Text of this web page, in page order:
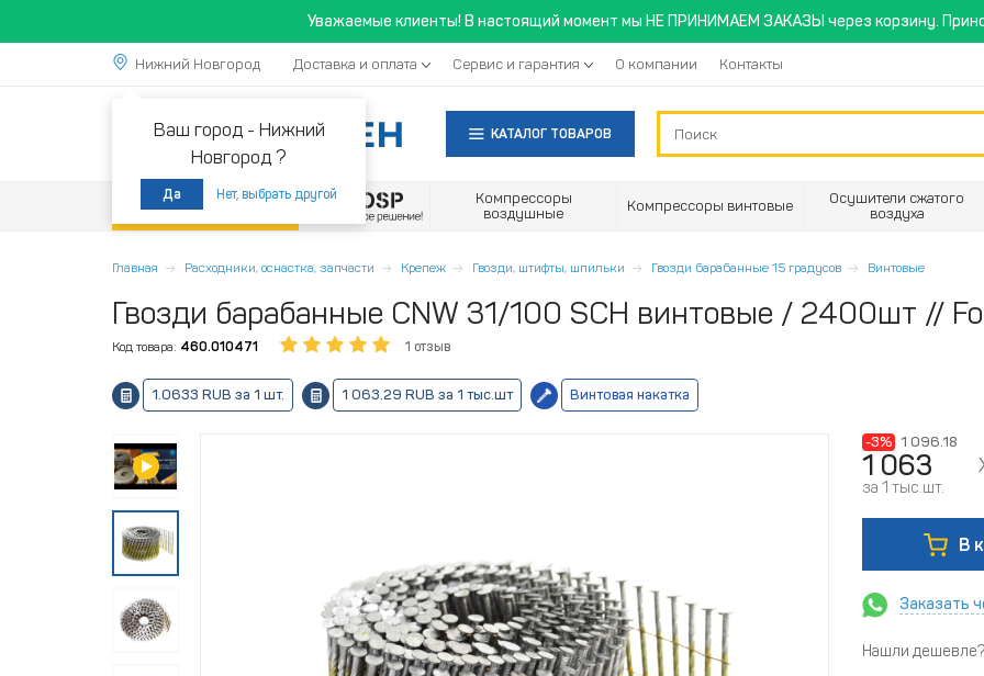
Уважаемые клиенты! В настоящий момент мы НЕ ПРИНИМАЕМ ЗАКАЗЫ через корзину.
Нижний Новгород
Ваш город - Нижний
Новгород ?
Да Нет, выбрать другой
Доставка и оплата Сервис и гарантия О компании Контакты
КАТАЛОГ ТОВАРОВ
Акции
Компрессоры
воздушные
Компрессоры винтовые
Осушители сжатого
воздуха
Главная Расходники, оснастка, запчасти Крепеж Гвозди, штифты, шпильки Гвозди барабанные 15 градусов Винтовые
Гвозди барабанные CNW 31/100 SCH винтовые / 2400шт //
Код товара: 460.010471 1 отзыв
1.0633 RUB за 1 шт. 1 063.29 RUB за 1 тыс.шт Винтовая накатка
-3% 1 096.18
1 063
за 1 тыс.шт.
В
Заказать
Нашли